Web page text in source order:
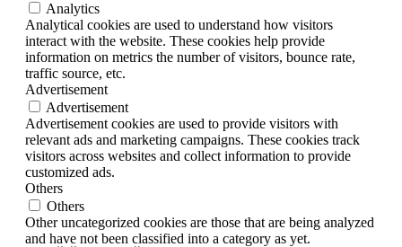
Analytics
Analytical cookies are used to understand how visitors
interact with the website. These cookies help provide
information on metrics the number of visitors, bounce rate,
traffic source, etc.
Advertisement
Advertisement
Advertisement cookies are used to provide visitors with
relevant ads and marketing campaigns. These cookies track
visitors across websites and collect information to provide
customized ads.
Others
Others
Other uncategorized cookies are those that are being analyzed
and have not been classified into a category as yet.